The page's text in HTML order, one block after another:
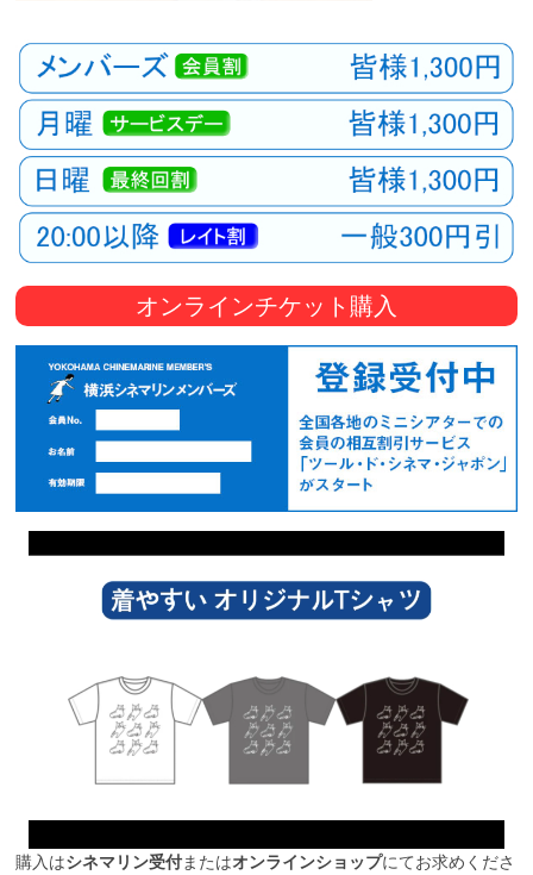
オンラインチケット購入
購入はシネマリン受付またはオンラインショップにてお求めくださ